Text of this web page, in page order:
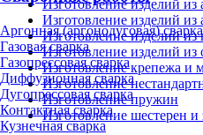
Аргонная (аргонодуговая) сварка
Газовая сварка
Газопрессовая сварка
Диффузионная сварка
Дугопрессовая сварка
Контактная сварка
Кузнечная сварка
Изготовление изделий
Изготовление изделий из
Изготовление изделий
Изготовление изделий из
Изготовление крепежа и
Изготовление
Изготовление пружин
Изготовление шестерен и